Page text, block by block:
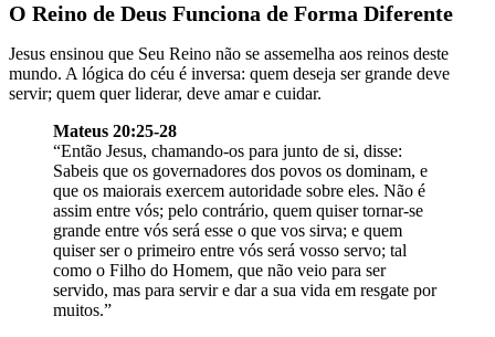
O Reino de Deus Funciona de Forma Diferente
Jesus ensinou que Seu Reino não se assemelha aos reinos deste
mundo. A lógica do céu é inversa: quem deseja ser grande deve
servir; quem quer liderar, deve amar e cuidar.
Mateus 20:25-28
“Então Jesus, chamando-os para junto de si, disse:
Sabeis que os governadores dos povos os dominam, e
que os maiorais exercem autoridade sobre eles. Não é
assim entre vós; pelo contrário, quem quiser tornar-se
grande entre vós será esse o que vos sirva; e quem
quiser ser o primeiro entre vós será vosso servo; tal
como o Filho do Homem, que não veio para ser
servido, mas para servir e dar a sua vida em resgate por
muitos.”